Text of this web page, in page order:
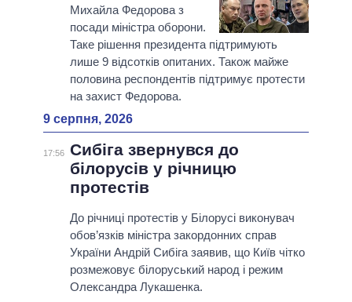
Михайла Федорова з
посади міністра оборони.
Таке рішення президента підтримують
лише 9 відсотків опитаних. Також майже
половина респондентів підтримує протести
на захист Федорова.
9 серпня, 2026
17:56 Сибіга звернувся до
білорусів у річницю
протестів
До річниці протестів у Білорусі виконувач
обов’язків міністра закордонних справ
України Андрій Сибіга заявив, що Київ чітко
розмежовує білоруський народ і режим
Олександра Лукашенка.